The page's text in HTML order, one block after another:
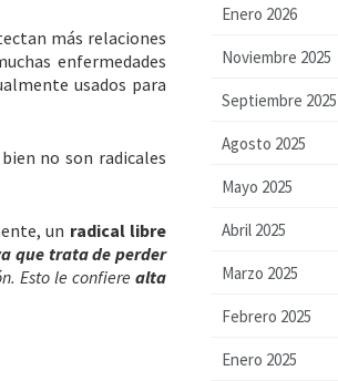
más relaciones
enfermedades
usados para
no son radicales
un radical libre
que trata de perder
Esto le confiere alta
Enero 2026
Noviembre 2025
Septiembre 2025
Agosto 2025
Mayo 2025
Abril 2025
Marzo 2025
Febrero 2025
Enero 2025